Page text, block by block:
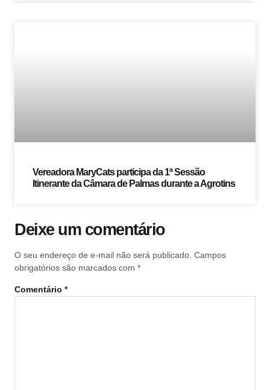
Vereadora MaryCats participa da 1ª Sessão
Itinerante da Câmara de Palmas durante a Agrotins
Deixe um comentário
O seu endereço de e-mail não será publicado. Campos
obrigatórios são marcados com *
Comentário *